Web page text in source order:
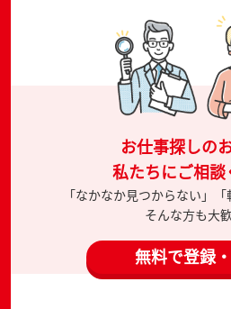
お仕事探しの
私たちにご相談
「なかなか見つからない」「
そんな方も大
無料で登録